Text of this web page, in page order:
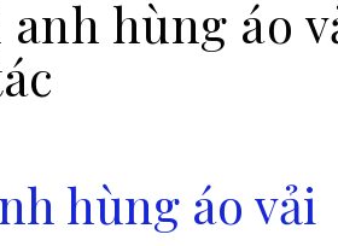
hùng áo
hùng áo vải